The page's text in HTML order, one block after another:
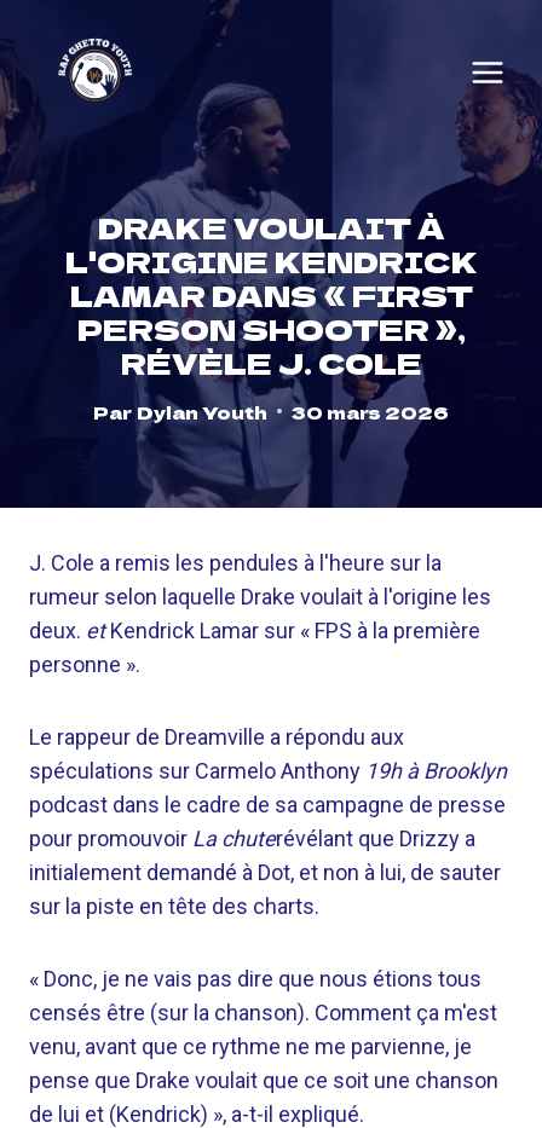
content
DRAKE VOULAIT À
L'ORIGINE KENDRICK
LAMAR DANS « FIRST
PERSON SHOOTER »,
RÉVÈLE J. COLE
Par Dylan Youth 30 mars 2026
J. Cole a remis les pendules à l'heure sur la
rumeur selon laquelle Drake voulait à l'origine les
deux. etKendrick Lamar sur « FPS à la première
personne ».
Le rappeur de Dreamville a répondu aux
spéculations sur Carmelo Anthony 19h à Brooklyn
podcast dans le cadre de sa campagne de presse
pour promouvoir La chuterévélant que Drizzy a
initialement demandé à Dot, et non à lui, de sauter
sur la piste en tête des charts.
« Donc, je ne vais pas dire que nous étions tous
censés être (sur la chanson). Comment ça m'est
venu, avant que ce rythme ne me parvienne, je
pense que Drake voulait que ce soit une chanson
de lui et (Kendrick) », a-t-il expliqué.